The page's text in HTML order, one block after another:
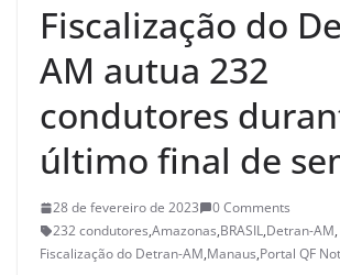
Fiscalização do
AM autua 232
condutores
último final de
28 de fevereiro de 2023
0 Comments
232 condutores,Amazonas,BRASIL,Detran-AM,
Fiscalização do Detran-AM,Manaus,Portal QF